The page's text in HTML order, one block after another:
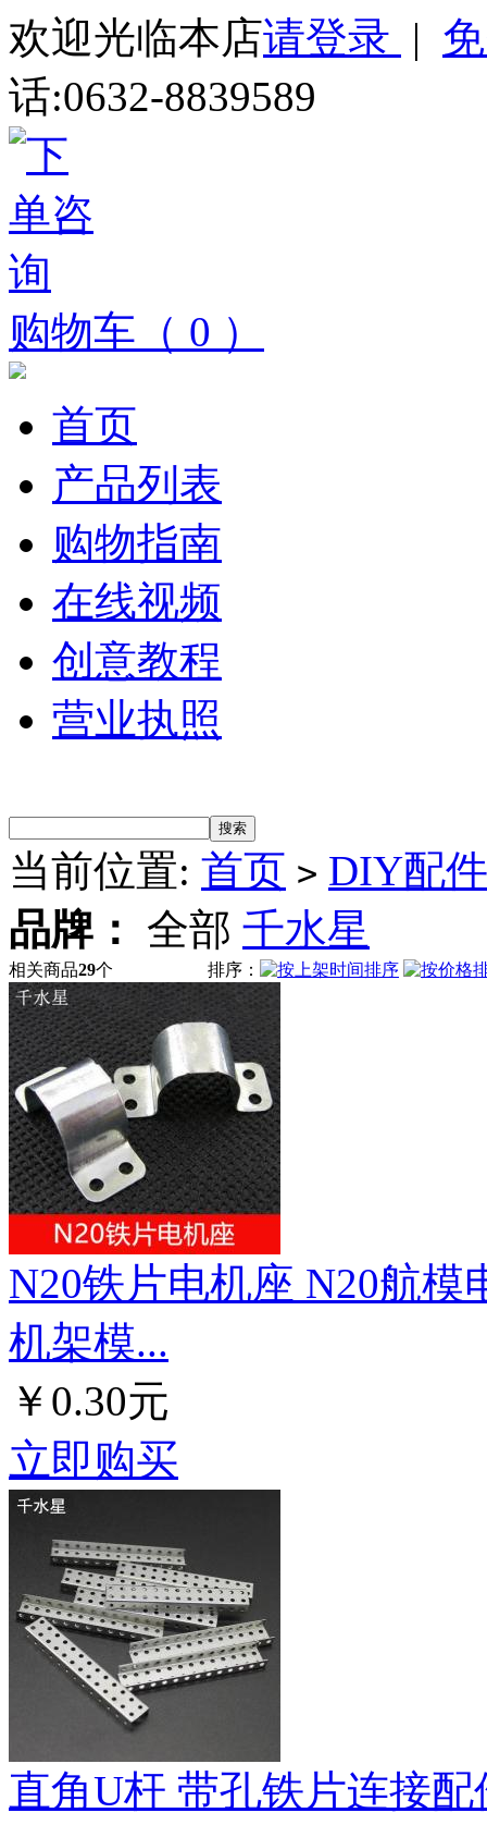
欢迎光临本店请登录 |
话:0632-8839589
购物车（ 0 ）
首页
产品列表
购物指南
在线视频
创意教程
营业执照
当前位置: 首页 > DIY配件
品牌：
全部 千水星
相关商品29个 排序：
N20铁片电机座 N20航
机架模...
￥0.30元
立即购买
直角U杆 带孔铁片连接配